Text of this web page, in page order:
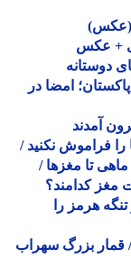
عکس
امضا در
فراموش نکنید /
تا مغزها /
کدامند؟
هرمز را
بزرگ سهراب